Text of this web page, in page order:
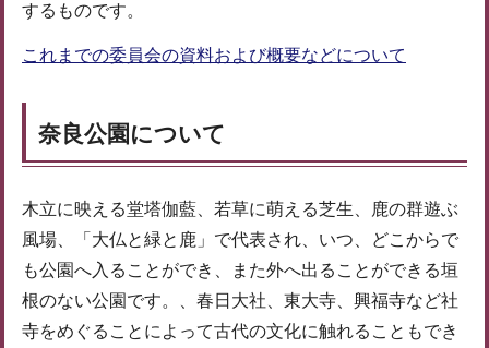
するものです。
これまでの委員会の資料および概要などについて
奈良公園について
木立に映える堂塔伽藍、若草に萌える芝生、鹿の群遊ぶ
風場、「大仏と緑と鹿」で代表され、いつ、どこからで
も公園へ入ることができ、また外へ出ることができる垣
根のない公園です。、春日大社、東大寺、興福寺など社
寺をめぐることによって古代の文化に触れることもでき